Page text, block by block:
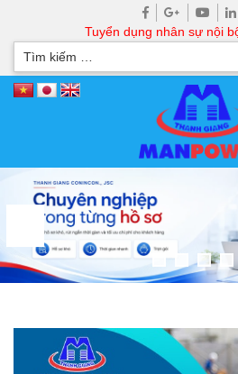
Tuyển dụng nhân sự nội